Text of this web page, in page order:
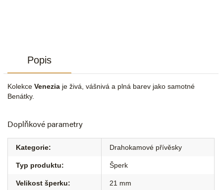
Popis
Kolekce Venezia je živá, vášnivá a plná barev jako samotné
Benátky.
Doplňkové parametry
Kategorie: Drahokamové přívěsky
Typ produktu: Šperk
Velikost šperku: 21 mm